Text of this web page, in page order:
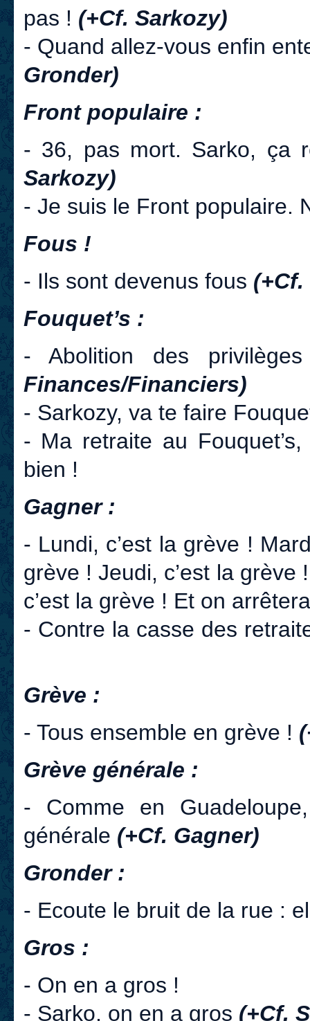
pas ! (+Cf. Sarkozy)
- Quand allez-vous enfin
Gronder)
Front populaire :
- 36, pas mort. Sarko, ça
Sarkozy)
- Je suis le Front populaire.
Fous !
- Ils sont devenus fous
Fouquet’s :
- Abolition des
Finances/Financiers)
- Sarkozy, va te faire
- Ma retraite au
bien !
Gagner :
- Lundi, c’est la grève !
grève ! Jeudi, c’est la grève
c’est la grève ! Et on
- Contre la casse des
Grève :
- Tous ensemble en grève !
Grève générale :
- Comme en
générale (+Cf. Gagner)
Gronder :
- Ecoute le bruit de la rue :
Gros :
- On en a gros !
- Sarko, on en a gros (+Cf.